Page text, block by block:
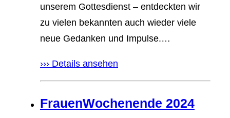
unserem Gottesdienst – entdeckten wir
zu vielen bekannten auch wieder viele
neue Gedanken und Impulse.…
››› Details ansehen
FrauenWochenende 2024